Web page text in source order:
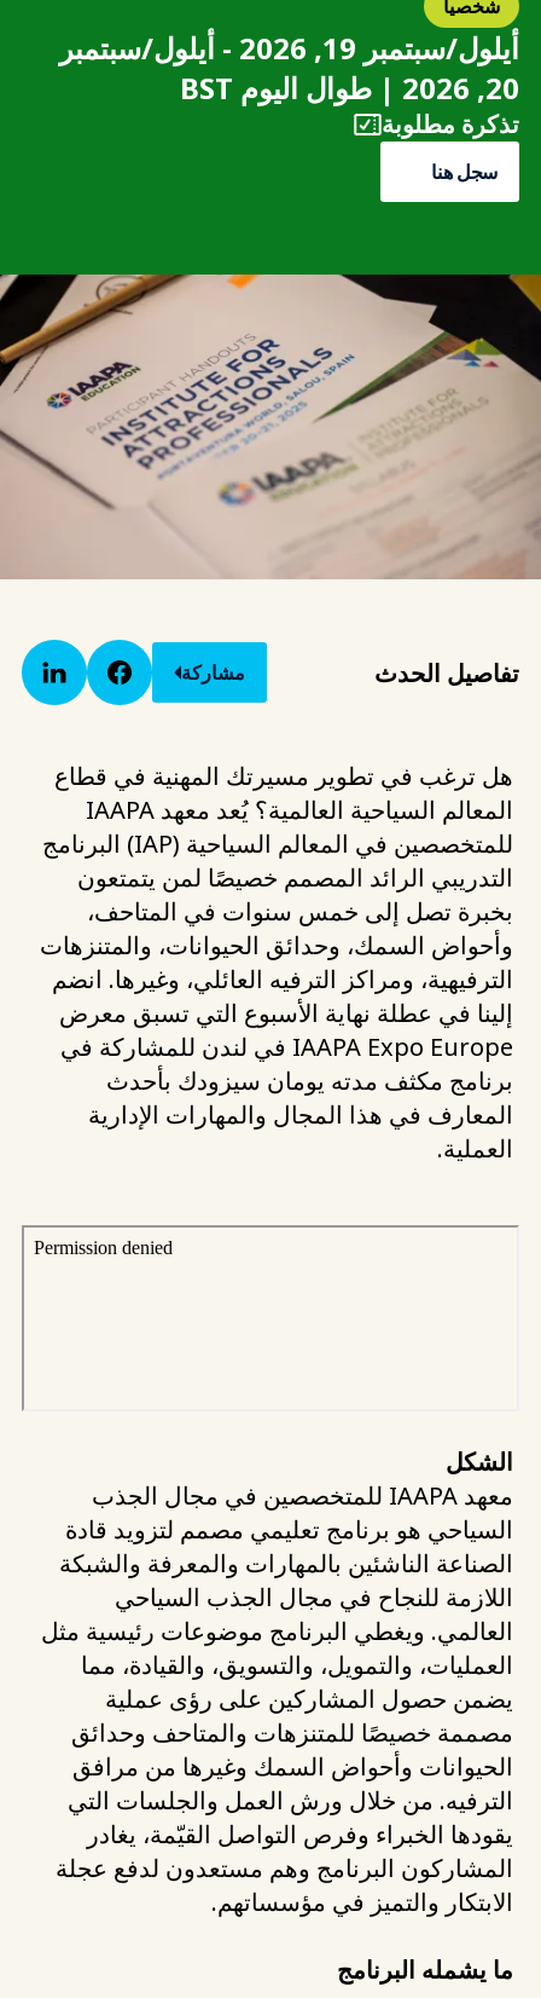
شخصياً
أيلول/سبتمبر 19, 2026 - أيلول/سبتمبر
20, 2026 | طوال اليوم BST
تذكرة مطلوبة
سجل هنا
تفاصيل الحدث مشاركة
هل ترغب في تطوير مسيرتك المهنية في قطاع
المعالم السياحية العالمية؟ يُعد معهد IAAPA
للمتخصصين في المعالم السياحية (IAP) البرنامج
التدريبي الرائد المصمم خصيصًا لمن يتمتعون
بخبرة تصل إلى خمس سنوات في المتاحف،
وأحواض السمك، وحدائق الحيوانات، والمتنزهات
الترفيهية، ومراكز الترفيه العائلي، وغيرها. انضم
إلينا في عطلة نهاية الأسبوع التي تسبق معرض
IAAPA Expo Europe في لندن للمشاركة في
برنامج مكثف مدته يومان سيزودك بأحدث
المعارف في هذا المجال والمهارات الإدارية
العملية.
الشكل
معهد IAAPA للمتخصصين في مجال الجذب
السياحي هو برنامج تعليمي مصمم لتزويد قادة
الصناعة الناشئين بالمهارات والمعرفة والشبكة
اللازمة للنجاح في مجال الجذب السياحي
العالمي. ويغطي البرنامج موضوعات رئيسية مثل
العمليات، والتمويل، والتسويق، والقيادة، مما
يضمن حصول المشاركين على رؤى عملية
مصممة خصيصًا للمتنزهات والمتاحف وحدائق
الحيوانات وأحواض السمك وغيرها من مرافق
الترفيه. من خلال ورش العمل والجلسات التي
يقودها الخبراء وفرص التواصل القيّمة، يغادر
المشاركون البرنامج وهم مستعدون لدفع عجلة
الابتكار والتميز في مؤسساتهم.
ما يشمله البرنامج